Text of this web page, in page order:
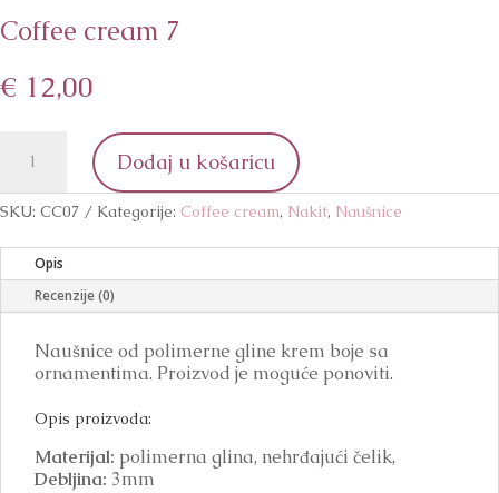
Coffee cream 7
€ 12,00
cream
količina
Dodaj u košaricu
SKU: CC07 Kategorije: Coffee cream, Nakit, Naušnice
Opis
Recenzije (0)
Naušnice od polimerne gline krem boje sa
ornamentima. Proizvod je moguće ponoviti.
Opis proizvoda:
Materijal: polimerna glina, nehrđajući čelik,
Debljina: 3mm